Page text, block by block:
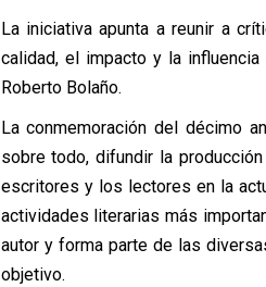
La iniciativa apunta a reunir a
calidad, el impacto y la
Roberto Bolaño.
La conmemoración del décimo
sobre todo, difundir la
escritores y los lectores en la
actividades literarias más
autor y forma parte de las
objetivo.